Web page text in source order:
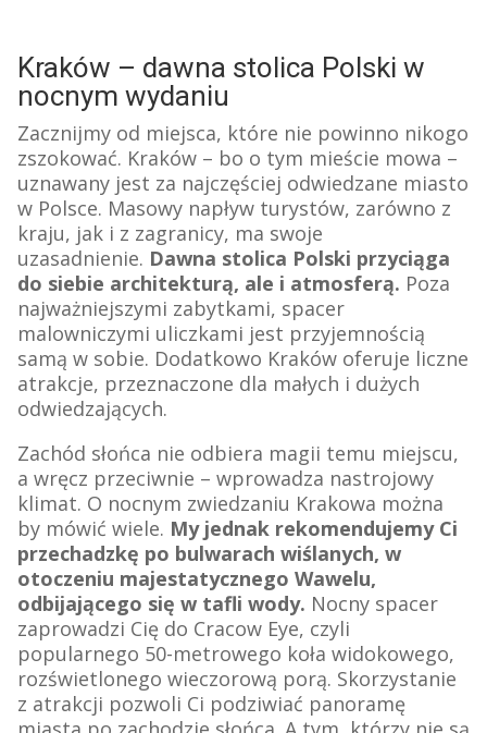
Kraków – dawna stolica Polski w
nocnym wydaniu
Zacznijmy od miejsca, które nie powinno nikogo
zszokować. Kraków – bo o tym mieście mowa –
uznawany jest za najczęściej odwiedzane miasto
w Polsce. Masowy napływ turystów, zarówno z
kraju, jak i z zagranicy, ma swoje
uzasadnienie. Dawna stolica Polski przyciąga
do siebie architekturą, ale i atmosferą. Poza
najważniejszymi zabytkami, spacer
malowniczymi uliczkami jest przyjemnością
samą w sobie. Dodatkowo Kraków oferuje liczne
atrakcje, przeznaczone dla małych i dużych
odwiedzających.
Zachód słońca nie odbiera magii temu miejscu,
a wręcz przeciwnie – wprowadza nastrojowy
klimat. O nocnym zwiedzaniu Krakowa można
by mówić wiele. My jednak rekomendujemy Ci
przechadzkę po bulwarach wiślanych, w
otoczeniu majestatycznego Wawelu,
odbijającego się w tafli wody. Nocny spacer
zaprowadzi Cię do Cracow Eye, czyli
popularnego 50-metrowego koła widokowego,
rozświetlonego wieczorową porą. Skorzystanie
z atrakcji pozwoli Ci podziwiać panoramę